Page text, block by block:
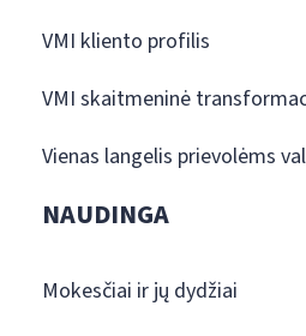
VMI kliento profilis
VMI skaitmeninė
Vienas langelis prievolėms
NAUDINGA
Mokesčiai ir jų dydžiai